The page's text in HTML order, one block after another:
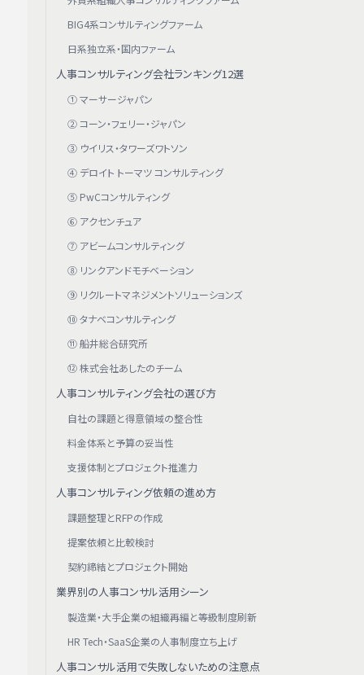
BIG4系コンサルティングファーム
日系独立系・国内ファーム
人事コンサルティング会社ランキング12選
① マーサージャパン
② コーン・フェリー・ジャパン
③ ウイリス・タワーズワトソン
④ デロイト トーマツ コンサルティング
⑤ PwCコンサルティング
⑥ アクセンチュア
⑦ アビームコンサルティング
⑧ リンクアンドモチベーション
⑨ リクルートマネジメントソリューションズ
⑩ タナベコンサルティング
⑪ 船井総合研究所
⑫ 株式会社あしたのチーム
人事コンサルティング会社の選び方
自社の課題と得意領域の整合性
料金体系と予算の妥当性
支援体制とプロジェクト推進力
人事コンサルティング依頼の進め方
課題整理とRFPの作成
提案依頼と比較検討
契約締結とプロジェクト開始
業界別の人事コンサル活用シーン
製造業・大手企業の組織再編と等級制度刷新
HR Tech・SaaS企業の人事制度立ち上げ
人事コンサル活用で失敗しないための注意点